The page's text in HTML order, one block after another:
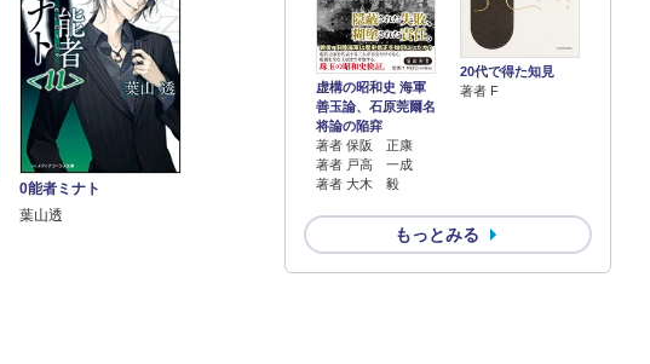
虚構の昭和史 海軍
善玉論、石原莞爾名
将論の陥穽
著者 保阪 正康
著者 戸高 一成
著者 大木 毅
20代で得た知見
著者 F
もっとみる
0能者ミナト
葉山透